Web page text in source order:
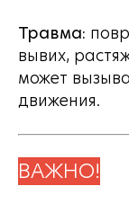
Травма:
вывих,
может
движения.
ВАЖНО!